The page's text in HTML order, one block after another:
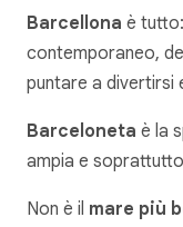
Barcellona è
contemporaneo,
puntare a divertirsi
Barceloneta è la
ampia e
Non è il mare più